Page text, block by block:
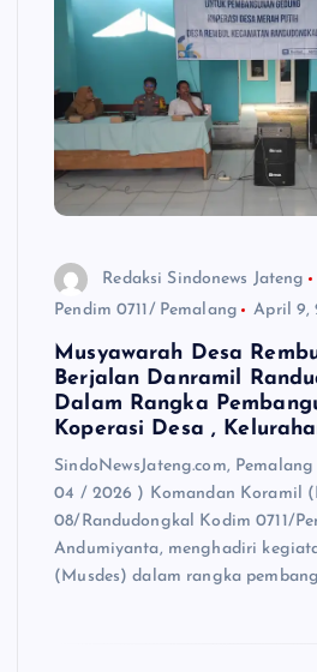
Redaksi Sindonews Jateng
Pendim 0711/ Pemalang
April 9,
Musyawarah Desa
Berjalan Danramil
Dalam Rangka
Koperasi Desa ,
SindoNewsJateng.com,
04 / 2026 ) Komandan Koramil
08/Randudongkal Kodim 0711/
Andumiyanta, menghadiri
(Musdes) dalam rangka